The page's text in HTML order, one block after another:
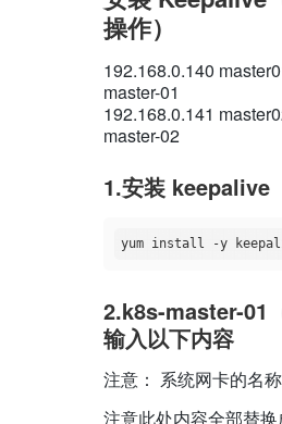
操作）
192.168.0.140
master-01
192.168.0.141
master-02
1.安装 keepalive
2.k8s-master-01
输入以下内容
注意： 系统网卡的名称
注意此处内容全部替